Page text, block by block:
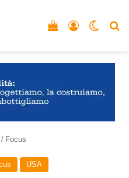
Accedi
Vedi il carrello
/ Focus
USA